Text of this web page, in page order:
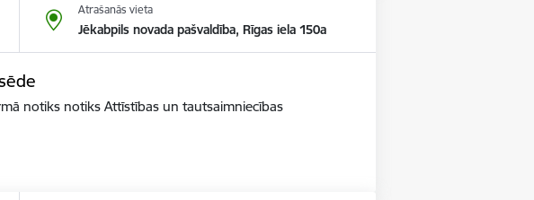
Atrašanās vieta
Jēkabpils novada pašvaldība, Rīgas iela 150a
notiks notiks Attīstības un tautsaimniecības